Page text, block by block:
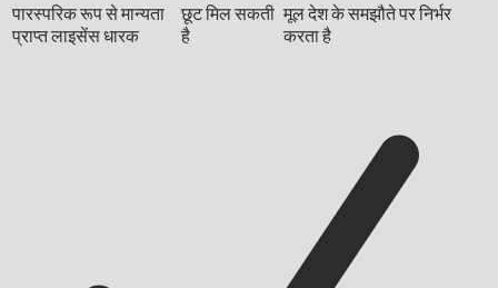
पारस्परिक रूप से मान्यता
प्राप्त लाइसेंस धारक
छूट मिल सकती
है
मूल देश के समझौते पर निर्भर
करता है